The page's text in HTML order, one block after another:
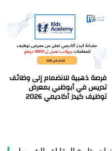
فرصة ذهبية للانضمام إلى وظائف
تدريس في أبوظبي بمعرض
توظيف كيدز أكاديمي 2026